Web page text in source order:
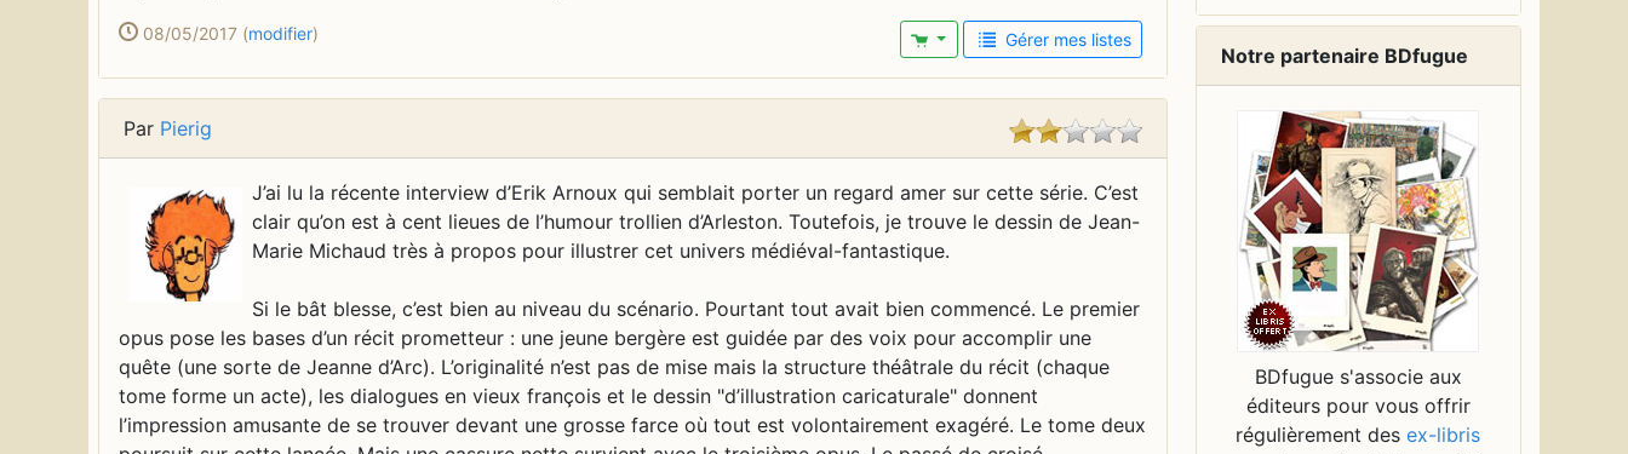
08/05/2017 (modifier) Gérer mes listes
Par Pierig
J’ai lu la récente interview d’Erik Arnoux qui semblait porter un regard amer sur cette série. C’est
clair qu’on est à cent lieues de l’humour trollien d’Arleston. Toutefois, je trouve le dessin de Jean-
Marie Michaud très à propos pour illustrer cet univers médiéval-fantastique.
Si le bât blesse, c’est bien au niveau du scénario. Pourtant tout avait bien commencé. Le premier
opus pose les bases d’un récit prometteur : une jeune bergère est guidée par des voix pour accomplir une
quête (une sorte de Jeanne d’Arc). L’originalité n’est pas de mise mais la structure théâtrale du récit (chaque
tome forme un acte), les dialogues en vieux françois et le dessin "d’illustration caricaturale" donnent
l’impression amusante de se trouver devant une grosse farce où tout est volontairement exagéré. Le tome deux
Notre partenaire BDfugue
BDfugue s'associe aux
éditeurs pour vous offrir
régulièrement desex-libris